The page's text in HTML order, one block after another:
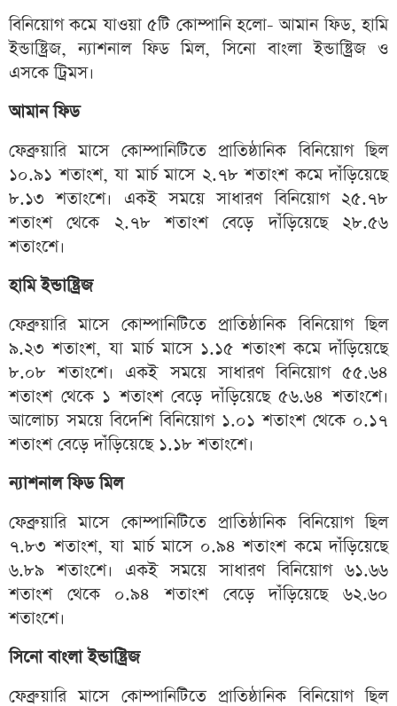
বিনিয়োগ কমে যাওয়া ৫টি কোম্পানি হলো- আমান ফিড, হামি
ইন্ডাষ্ট্রিজ, ন্যাশনাল ফিড মিল, সিনো বাংলা ইন্ডাষ্ট্রিজ ও
এসকে ট্রিমস।
আমান ফিড
ফেব্রুয়ারি মাসে কোম্পানিটিতে প্রাতিষ্ঠানিক বিনিয়োগ ছিল
১০.৯১ শতাংশ, যা মার্চ মাসে ২.৭৮ শতাংশ কমে দাঁড়িয়েছে
৮.১৩ শতাংশে। একই সময়ে সাধারণ বিনিয়োগ ২৫.৭৮
শতাংশ থেকে ২.৭৮ শতাংশ বেড়ে দাঁড়িয়েছে ২৮.৫৬
শতাংশে।
হামি ইন্ডাষ্ট্রিজ
ফেব্রুয়ারি মাসে কোম্পানিটিতে প্রাতিষ্ঠানিক বিনিয়োগ ছিল
৯.২৩ শতাংশ, যা মার্চ মাসে ১.১৫ শতাংশ কমে দাঁড়িয়েছে
৮.০৮ শতাংশে। একই সময়ে সাধারণ বিনিয়োগ ৫৫.৬৪
শতাংশ থেকে ১ শতাংশ বেড়ে দাঁড়িয়েছে ৫৬.৬৪ শতাংশে।
আলোচ্য সময়ে বিদেশি বিনিয়োগ ১.০১ শতাংশ থেকে ০.১৭
শতাংশ বেড়ে দাঁড়িয়েছে ১.১৮ শতাংশে।
ন্যাশনাল ফিড মিল
ফেব্রুয়ারি মাসে কোম্পানিটিতে প্রাতিষ্ঠানিক বিনিয়োগ ছিল
৭.৮৩ শতাংশ, যা মার্চ মাসে ০.৯৪ শতাংশ কমে দাঁড়িয়েছে
৬.৮৯ শতাংশে। একই সময়ে সাধারণ বিনিয়োগ ৬১.৬৬
শতাংশ থেকে ০.৯৪ শতাংশ বেড়ে দাঁড়িয়েছে ৬২.৬০
শতাংশে।
সিনো বাংলা ইন্ডাষ্ট্রিজ
ফেব্রুয়ারি মাসে কোম্পানিটিতে প্রাতিষ্ঠানিক বিনিয়োগ ছিল